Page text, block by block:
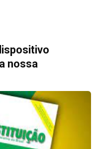
nossa